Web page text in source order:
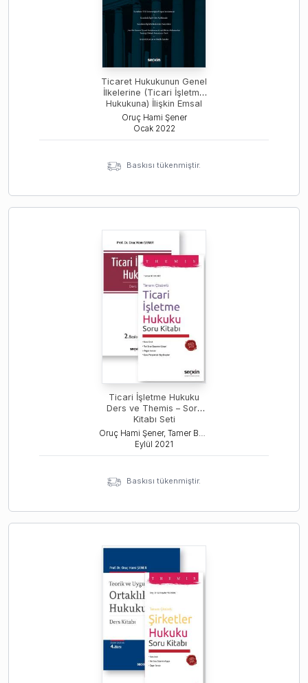
Ticaret Hukukunun Genel
İlkelerine (Ticari İşletme
Hukukuna) İlişkin Emsal
Yargıtay Kararlarının
Değerlendirilmesi
Oruç Hami Şener
Ocak 2022
Baskısı tükenmiştir.
Ticari İşletme Hukuku
Ders ve Themis – Soru
Kitabı Seti
Oruç Hami Şener, Tamer Bozkurt
Eylül 2021
Baskısı tükenmiştir.